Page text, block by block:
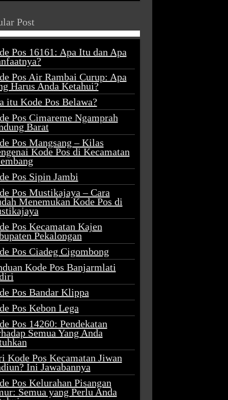
Post
Pos 16161: Apa Itu dan Apa
Pos Air Rambai Curup: Apa
Harus Anda Ketahui?
itu Kode Pos Belawa?
Pos Cimareme Ngamprah
Barat
Pos Mangsang – Kilas
Kode Pos di Kecamatan
Pos Sipin Jambi
Pos Mustikajaya – Cara
Menemukan Kode Pos di
Pos Kecamatan Kajen
Pekalongan
Pos Ciadeg Cigombong
Kode Pos Banjarmlati
Pos Bandar Klippa
Pos Kebon Lega
Pos 14260: Pendekatan
Semua Yang Anda
Kode Pos Kecamatan Jiwan
Ini Jawabannya
Pos Kelurahan Pisangan
Semua yang Perlu Anda